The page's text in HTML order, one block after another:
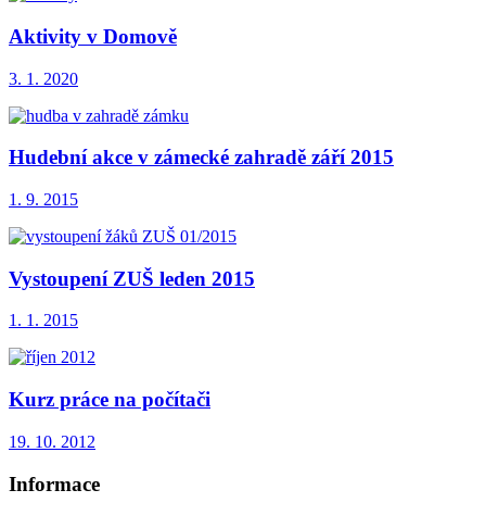
Aktivity v Domově
3. 1. 2020
Hudební akce v zámecké zahradě září 2015
1. 9. 2015
Vystoupení ZUŠ leden 2015
1. 1. 2015
Kurz práce na počítači
19. 10. 2012
Informace